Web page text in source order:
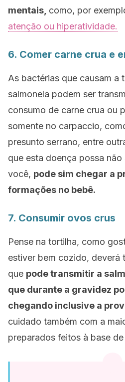
mentais, como, por
atenção ou hiperatividade.
6. Comer carne crua e
As bactérias que causam a
salmonela podem ser
consumo de carne crua ou
somente no carpaccio,
presunto serrano, entre
que esta doença possa não
você, pode sim chegar a
formações no bebê.
7. Consumir ovos crus
Pense na tortilha, como
estiver bem cozido, deverá
que pode transmitir a
que durante a gravidez
chegando inclusive a
cuidado também com a
preparados feitos à base